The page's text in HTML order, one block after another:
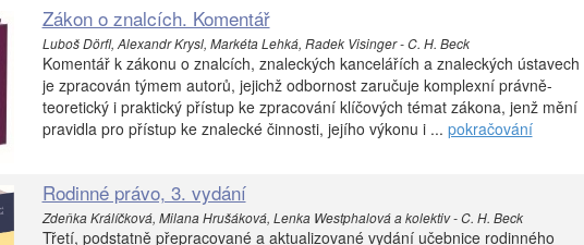
Zákon o znalcích. Komentář
Luboš Dörfl, Alexandr Krysl, Markéta Lehká, Radek Visinger - C. H. Beck
Komentář k zákonu o znalcích, znaleckých kancelářích a znaleckých ústavech
je zpracován týmem autorů, jejichž odbornost zaručuje komplexní právně-
teoretický i praktický přístup ke zpracování klíčových témat zákona, jenž mění
pravidla pro přístup ke znalecké činnosti, jejího výkonu i ... pokračování
Rodinné právo, 3. vydání
Zdeňka Králíčková, Milana Hrušáková, Lenka Westphalová a kolektiv - C. H. Beck
Třetí, podstatně přepracované a aktualizované vydání učebnice rodinného